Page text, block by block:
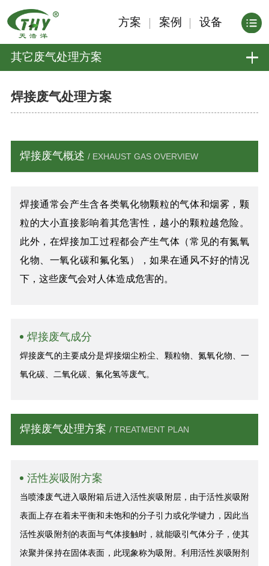
方案 案例 设备
其它废气处理方案
焊接废气处理方案
焊接废气概述 / EXHAUST GAS OVERVIEW
焊接通常会产生含各类氧化物颗粒的气体和烟雾，颗
粒的大小直接影响着其危害性，越小的颗粒越危险。
此外，在焊接加工过程都会产生气体（常见的有氮氧
化物、一氧化碳和氟化氢），如果在通风不好的情况
下，这些废气会对人体造成危害的。
焊接废气成分
焊接废气的主要成分是焊接烟尘粉尘、颗粒物、氮氧化物、一
氧化碳、二氧化碳、氟化氢等废气。
焊接废气处理方案 / TREATMENT PLAN
活性炭吸附方案
当喷漆废气进入吸附箱后进入活性炭吸附层，由于活性炭吸附
表面上存在着未平衡和未饱和的分子引力或化学键力，因此当
活性炭吸附剂的表面与气体接触时，就能吸引气体分子，使其
浓聚并保持在固体表面，此现象称为吸附。利用活性炭吸附剂